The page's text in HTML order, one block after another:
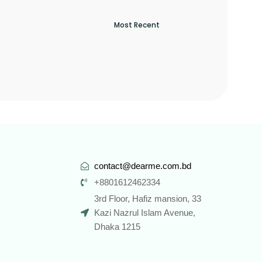
contact@dearme.com.bd
+8801612462334
3rd Floor, Hafiz mansion, 33
Kazi Nazrul Islam Avenue,
Dhaka 1215